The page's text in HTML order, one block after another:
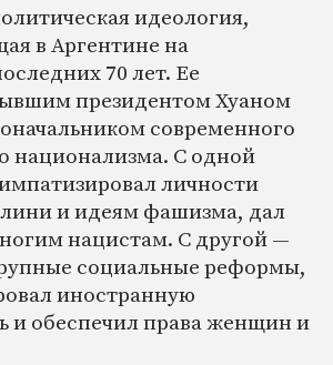
идеология,
в Аргентине на
70 лет. Ее
президентом Хуаном
современного
национализма. С одной
личности
и идеям фашизма, дал
нацистам. С другой —
социальные реформы,
иностранную
и обеспечил права женщин и